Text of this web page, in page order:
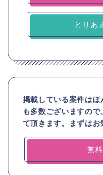
とりあ
掲載している案件は
も多数ございますので
て頂きます。まずはお
無